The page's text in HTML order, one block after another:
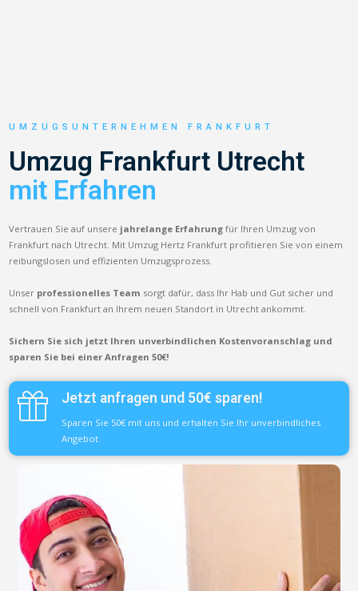
UMZUGSUNTERNEHMEN FRANKFURT
Umzug Frankfurt Utrecht
mit Erfahren
Vertrauen Sie auf unsere jahrelange Erfahrung für Ihren Umzug von
Frankfurt nach Utrecht. Mit Umzug Hertz Frankfurt profitieren Sie von einem
reibungslosen und effizienten Umzugsprozess.
Unser professionelles Team sorgt dafür, dass Ihr Hab und Gut sicher und
schnell von Frankfurt an Ihrem neuen Standort in Utrecht ankommt.
Sichern Sie sich jetzt Ihren unverbindlichen Kostenvoranschlag und
sparen Sie bei einer Anfragen 50€!
Jetzt anfragen und 50€ sparen!
Sparen Sie 50€ mit uns und erhalten Sie Ihr unverbindliches
Angebot.